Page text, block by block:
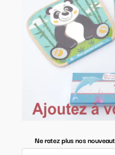
Ne ratez plus nos